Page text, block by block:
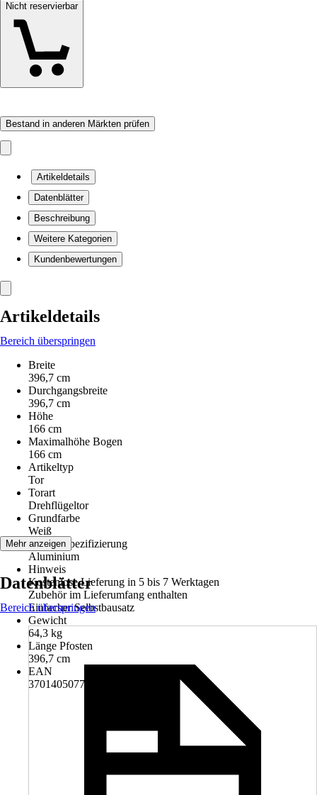
Nicht reservierbar
Bestand in anderen Märkten prüfen
Artikeldetails
Datenblätter
Beschreibung
Weitere Kategorien
Kundenbewertungen
Artikeldetails
Bereich überspringen
Breite
396,7 cm
Durchgangsbreite
396,7 cm
Höhe
166 cm
Maximalhöhe Bogen
166 cm
Artikeltyp
Tor
Torart
Drehflügeltor
Grundfarbe
Weiß
Materialspezifizierung
Aluminium
Hinweis
Kostenlose Lieferung in 5 bis 7 Werktagen
Zubehör im Lieferumfang enthalten
Einfacher Selbstbausatz
Gewicht
64,3 kg
Länge Pfosten
396,7 cm
EAN
3701405077471
Mehr anzeigen
Datenblätter
Bereich überspringen